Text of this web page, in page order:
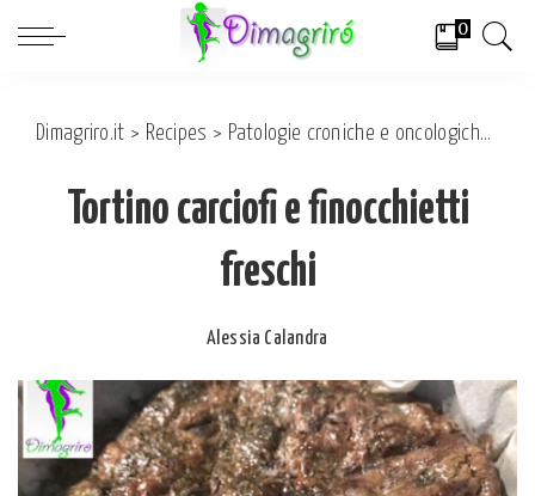
0
Dimagriro.it > Recipes > Patologie croniche e oncologiche
Tortino carciofi e finocchietti
freschi
Posted
Alessia Calandra